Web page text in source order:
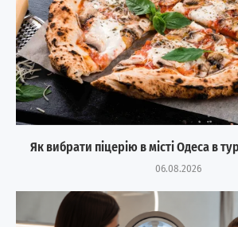
Як вибрати піцерію в місті Одеса в
06.08.2026